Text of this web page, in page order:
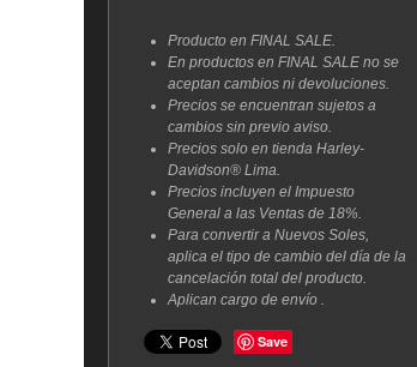
$55.00.
Producto en FINAL SALE.
En productos en FINAL SALE no se
aceptan cambios ni devoluciones.
Precios se encuentran sujetos a
cambios sin previo aviso.
Precios solo en tienda Harley-
Davidson® Lima.
Precios incluyen el Impuesto
General a las Ventas de 18%.
Para convertir a Nuevos Soles,
aplica el tipo de cambio del día de la
cancelación total del producto.
Aplican cargo de envío .
Save